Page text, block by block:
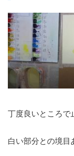
丁度良いところで
白い部分との境目